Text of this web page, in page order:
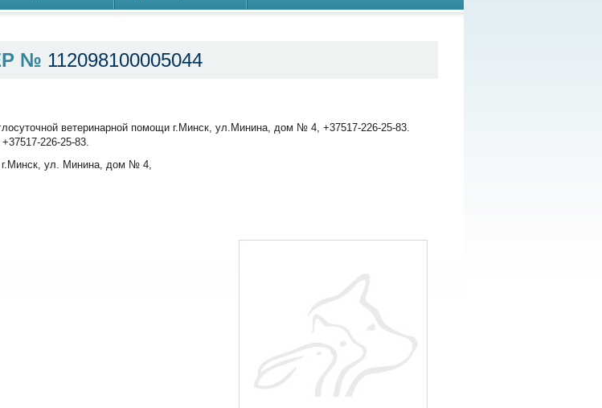
№ 112098100005044
ветеринарной помощи г.Минск, ул.Минина, дом № 4, +37517-226-25-83.
226-25-83.
г.Минск, ул. Минина, дом № 4,